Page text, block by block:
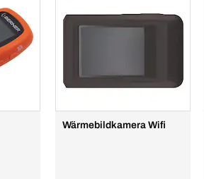
Wärmebildkamera Wifi